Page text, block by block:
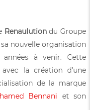
Renaulutiondu Groupe
nouvelle organisation
à venir. Cette
la création d’une
de la marque
Bennani et son